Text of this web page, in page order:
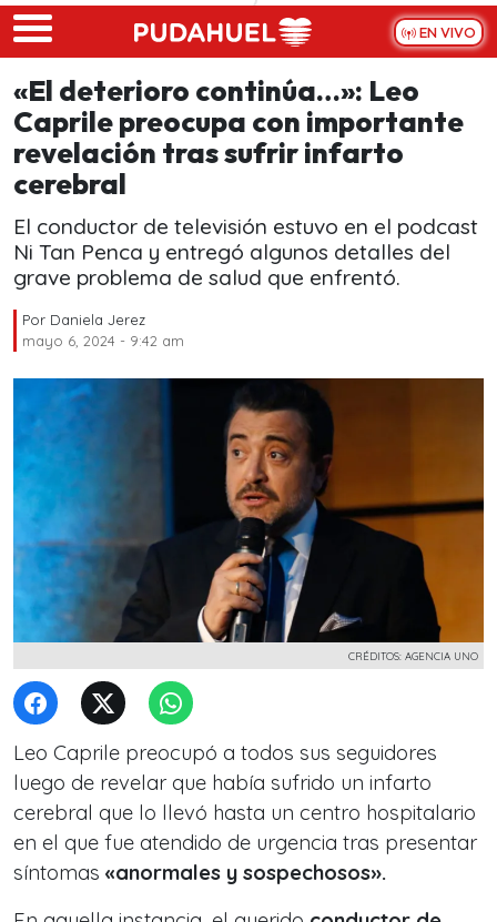
Skip to main content
EN VIVO
«El deterioro continúa…»: Leo
Caprile preocupa con importante
revelación tras sufrir infarto
cerebral
El conductor de televisión estuvo en el podcast
Ni Tan Penca y entregó algunos detalles del
grave problema de salud que enfrentó.
Por Daniela Jerez
mayo 6, 2024 - 9:42 am
CRÉDITOS: AGENCIA UNO
Leo Caprile preocupó a todos sus seguidores
luego de revelar que había sufrido un infarto
cerebral que lo llevó hasta un centro hospitalario
en el que fue atendido de urgencia tras presentar
síntomas «anormales y sospechosos».